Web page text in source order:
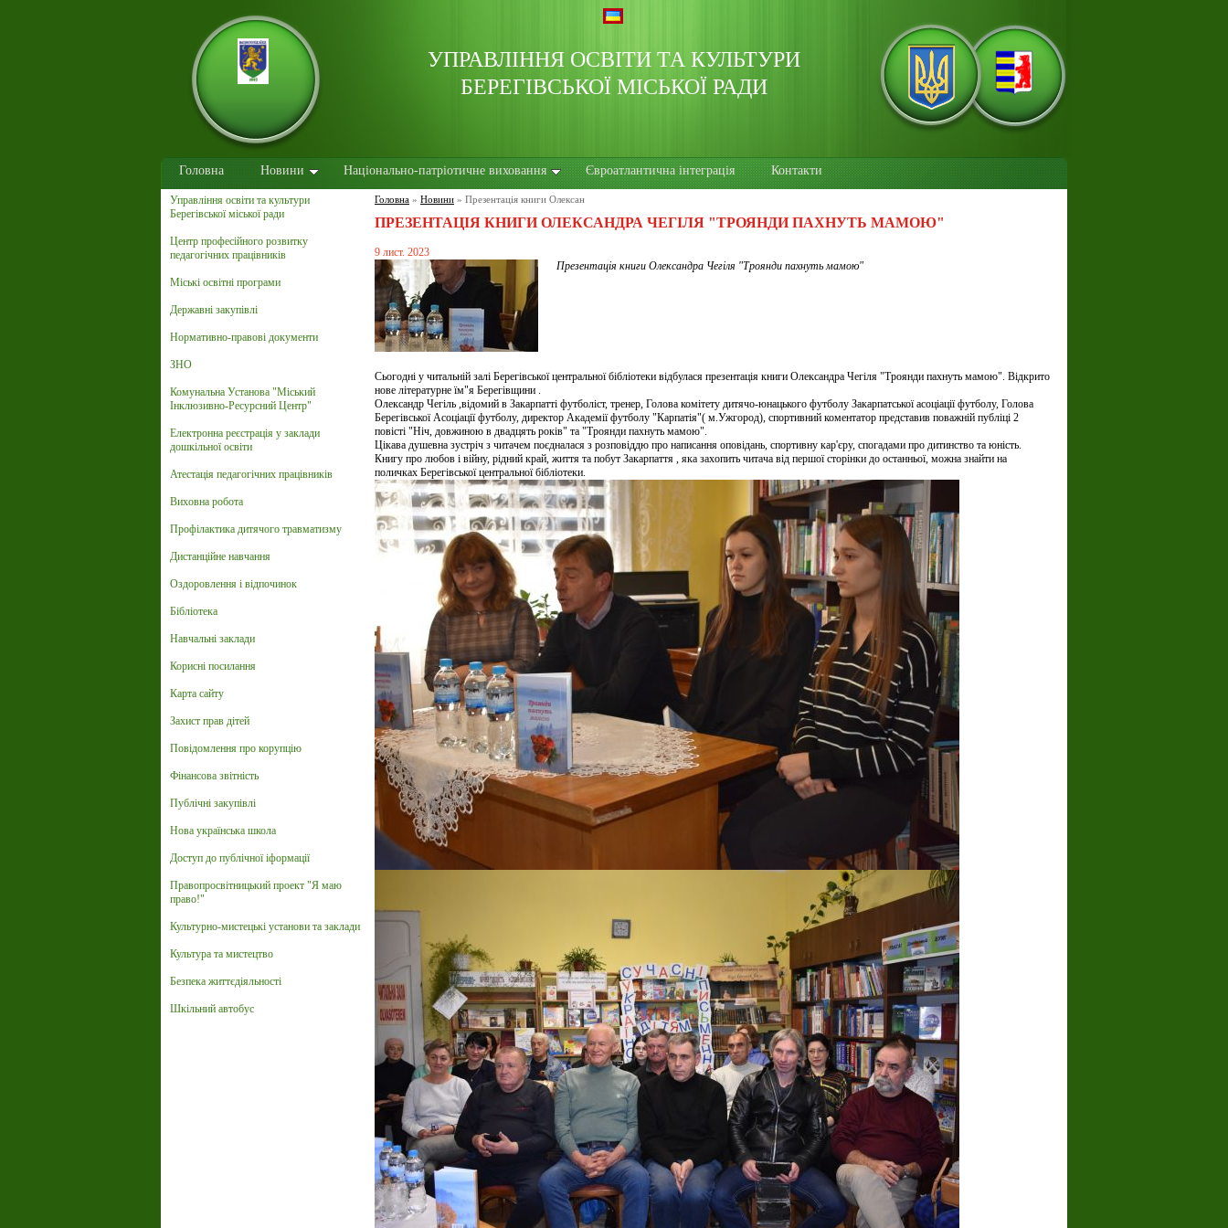
УПРАВЛІННЯ ОСВІТИ ТА КУЛЬТУРИ
БЕРЕГІВСЬКОЇ МІСЬКОЇ РАДИ
Головна Новини Національно-патріотичне виховання Євроатлантична інтеграція Контакти
Управління освіти та культури
Берегівської міської ради
Центр професійного розвитку
педагогічних працівників
Міські освітні програми
Державні закупівлі
Нормативно-правові документи
ЗНО
Комунальна Установа "Міський
Інклюзивно-Ресурсний Центр"
Електронна реєстрація у заклади
дошкільної освіти
Атестація педагогічних працівників
Виховна робота
Профілактика дитячого травматизму
Дистанційне навчання
Оздоровлення і відпочинок
Бібліотека
Навчальні заклади
Корисні посилання
Карта сайту
Захист прав дітей
Повідомлення про корупцію
Фінансова звітність
Публічні закупівлі
Нова українська школа
Доступ до публічної іформації
Правопросвітницький проект "Я маю
право!"
Культурно-мистецькі установи та заклади
Культура та мистецтво
Безпека життєдіяльності
Шкільний автобус
Головна » Новини » Презентація книги Олексан
ПРЕЗЕНТАЦІЯ КНИГИ ОЛЕКСАНДРА ЧЕГІЛЯ "ТРОЯНДИ ПАХНУТЬ МАМОЮ"
9 лист. 2023
Презентація книги Олександра Чегіля "Троянди пахнуть мамою"
Сьогодні у читальній залі Берегівської центральної бібліотеки відбулася презентація книги Олександра Чегіля "Троянди пахнуть мамою". Відкрито
нове літературне їм"я Берегівщини .
Олександр Чегіль ,відомий в Закарпатті футболіст, тренер, Голова комітету дитячо-юнацького футболу Закарпатської асоціації футболу, Голова
Берегівської Асоціації футболу, директор Академії футболу "Карпатія"( м.Ужгород), спортивний коментатор представив поважній публіці 2
повісті "Ніч, довжиною в двадцять років" та "Троянди пахнуть мамою".
Цікава душевна зустріч з читачем поєдналася з розповіддю про написання оповідань, спортивну кар'єру, спогадами про дитинство та юність.
Книгу про любов і війну, рідний край, життя та побут Закарпаття , яка захопить читача від першої сторінки до останньої, можна знайти на
поличках Берегівської центральної бібліотеки.